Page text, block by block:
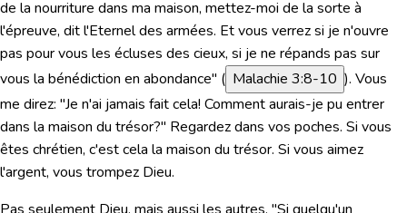
de la nourriture dans ma maison, mettez-moi de la sorte à
l'épreuve, dit l'Eternel des armées. Et vous verrez si je n'ouvre
pas pour vous les écluses des cieux, si je ne répands pas sur
vous la bénédiction en abondance" ( Malachie 3:8-10 ). Vous
me direz: "Je n'ai jamais fait cela! Comment aurais-je pu entrer
dans la maison du trésor?" Regardez dans vos poches. Si vous
êtes chrétien, c'est cela la maison du trésor. Si vous aimez
l'argent, vous trompez Dieu.